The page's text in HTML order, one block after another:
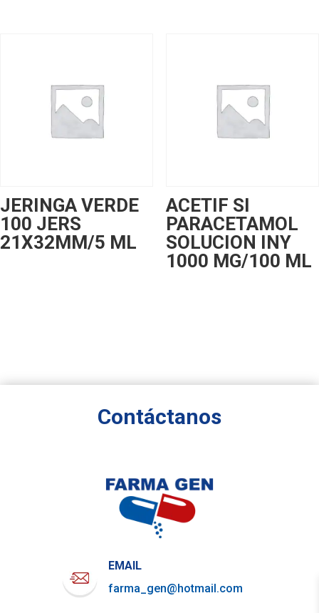
JERINGA VERDE
100 JERS
21X32MM/5 ML
ACETIF SI
PARACETAMOL
SOLUCION INY
1000 MG/100 ML
Contáctanos
EMAIL
farma_gen@hotmail.com